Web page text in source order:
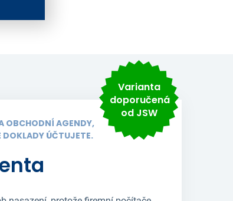
OBCHODNÍ AGENDY,
DOKLADY ÚČTUJETE.
Varianta
doporučená
od JSW